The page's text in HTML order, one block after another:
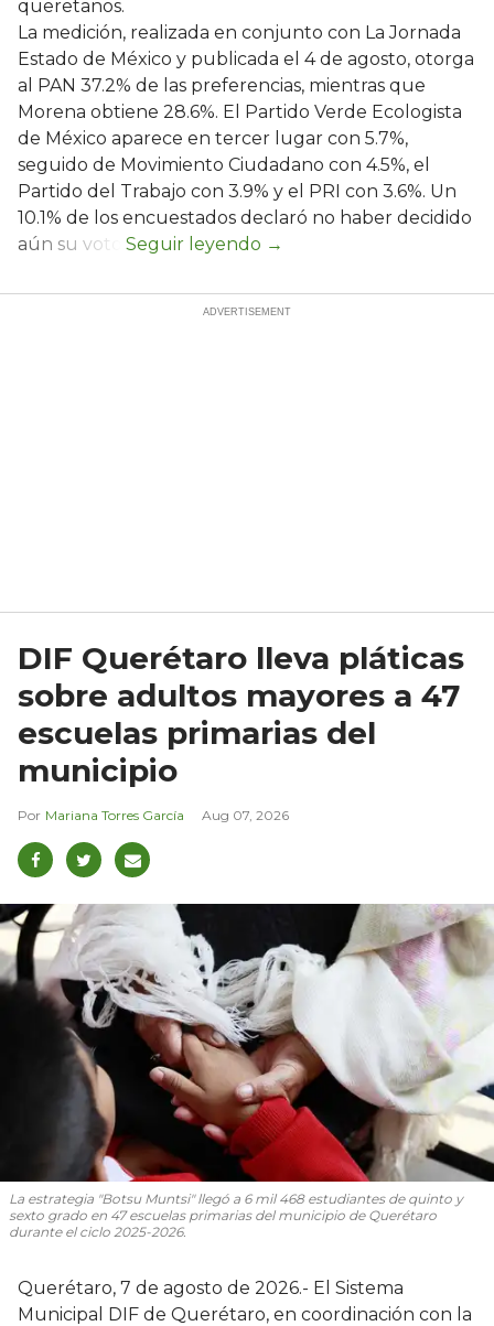
queretanos.
La medición, realizada en conjunto con La Jornada
Estado de México y publicada el 4 de agosto, otorga
al PAN 37.2% de las preferencias, mientras que
Morena obtiene 28.6%. El Partido Verde Ecologista
de México aparece en tercer lugar con 5.7%,
seguido de Movimiento Ciudadano con 4.5%, el
Partido del Trabajo con 3.9% y el PRI con 3.6%. Un
10.1% de los encuestados declaró no haber decidido
aún su voto.
DIF Querétaro lleva pláticas
sobre adultos mayores a 47
escuelas primarias del
municipio
Mariana Torres García Aug 07, 2026
La estrategia "Botsu Muntsi" llegó a 6 mil 468 estudiantes de quinto y
sexto grado en 47 escuelas primarias del municipio de Querétaro
durante el ciclo 2025-2026.
Querétaro, 7 de agosto de 2026.- El Sistema
Municipal DIF de Querétaro, en coordinación con la